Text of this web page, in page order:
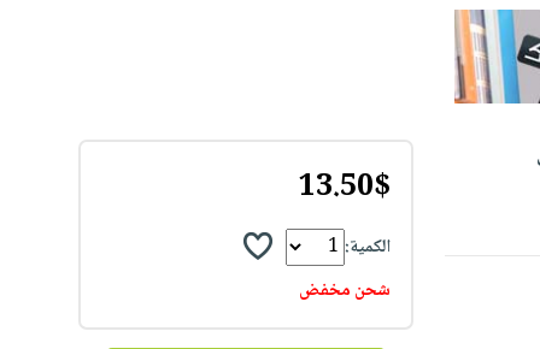
13.50$
الكمية:
شحن مخفض